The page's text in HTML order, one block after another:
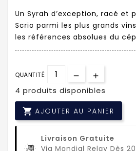
Un Syrah d’exception, racé et
Scrio parmi les plus grands
les références absolues du
QUANTITÉ
4 produits disponibles
 AJOUTER AU PANIER
Livraison Gratuite
Via Mondial Relay Dès